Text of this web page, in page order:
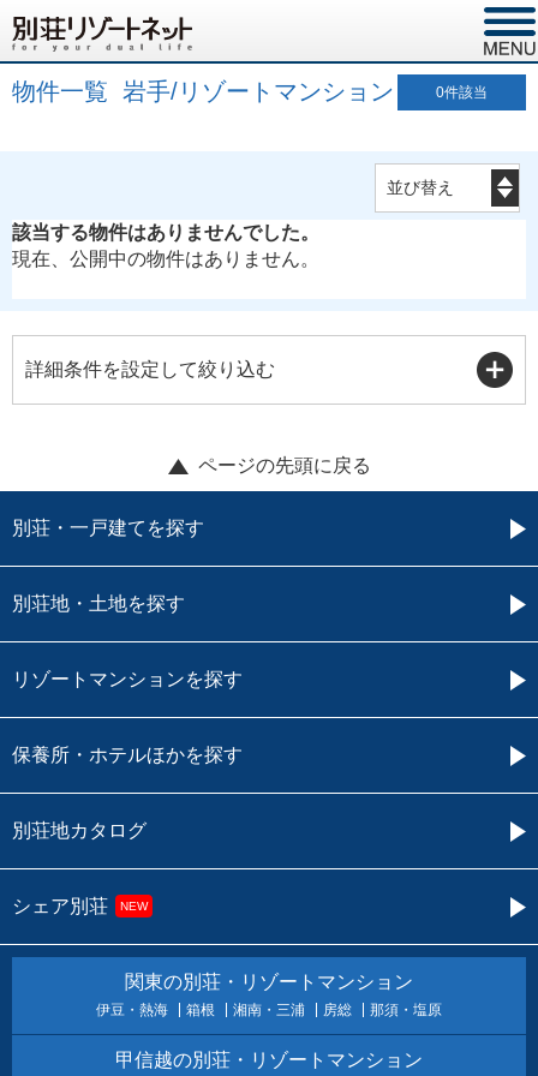
物件一覧 岩手/リゾートマンション 0件該当
該当する物件はありませんでした。
現在、公開中の物件はありません。
詳細条件を設定して絞り込む
ページの先頭に戻る
別荘・一戸建てを探す
別荘地・土地を探す
リゾートマンションを探す
保養所・ホテルほかを探す
別荘地カタログ
シェア別荘 NEW
関東の別荘・リゾートマンション
伊豆・熱海 箱根 湘南・三浦 房総 那須・塩原
甲信越の別荘・リゾートマンション